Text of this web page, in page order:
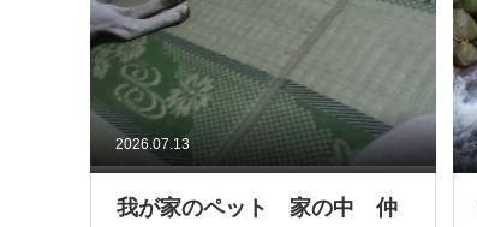
2026.07.13
我が家のペット 家の中 仲